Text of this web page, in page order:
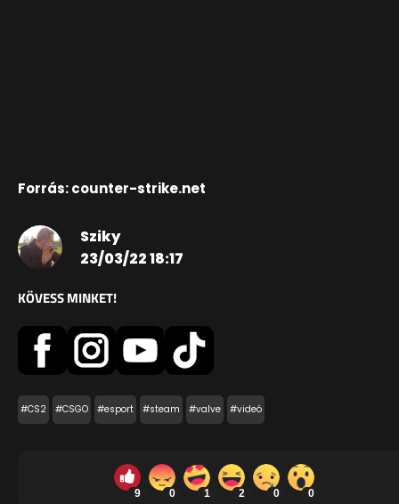
Forrás: counter-strike.net
Sziky
23/03/22 18:17
KÖVESS MINKET!
#CS2 #CSGO #esport #steam #valve #videó
9 0 1 2 0 0